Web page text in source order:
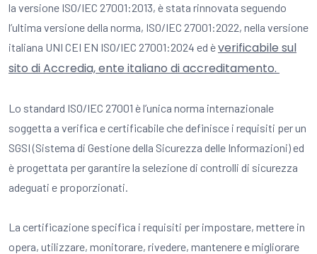
la versione ISO/IEC 27001:2013, è stata rinnovata seguendo
l’ultima versione della norma, ISO/IEC 27001:2022, nella versione
italiana UNI CEI EN ISO/IEC 27001:2024 ed èverificabile sul
sito di Accredia, ente italiano di accreditamento.
Lo standard ISO/IEC 27001 è l’unica norma internazionale
soggetta a verifica e certificabile che definisce i requisiti per un
SGSI (Sistema di Gestione della Sicurezza delle Informazioni) ed
è progettata per garantire la selezione di controlli di sicurezza
adeguati e proporzionati.
La certificazione specifica i requisiti per impostare, mettere in
opera, utilizzare, monitorare, rivedere, mantenere e migliorare